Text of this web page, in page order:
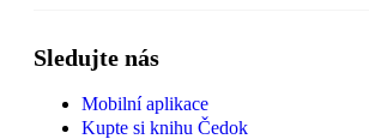
Sledujte nás
Mobilní aplikace
Kupte si knihu Čedok